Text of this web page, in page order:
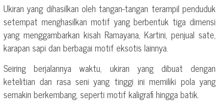
Ukiran yang dihasilkan oleh tangan-tangan terampil penduduk
setempat menghasilkan motif yang berbentuk tiga dimensi
yang menggambarkan kisah Ramayana, Kartini, penjual sate,
karapan sapi dan berbagai motif eksotis lainnya.
Seiring berjalannya waktu, ukiran yang dibuat dengan
ketelitian dan rasa seni yang tinggi ini memiliki pola yang
semakin berkembang, seperti motif kaligrafi hingga batik.